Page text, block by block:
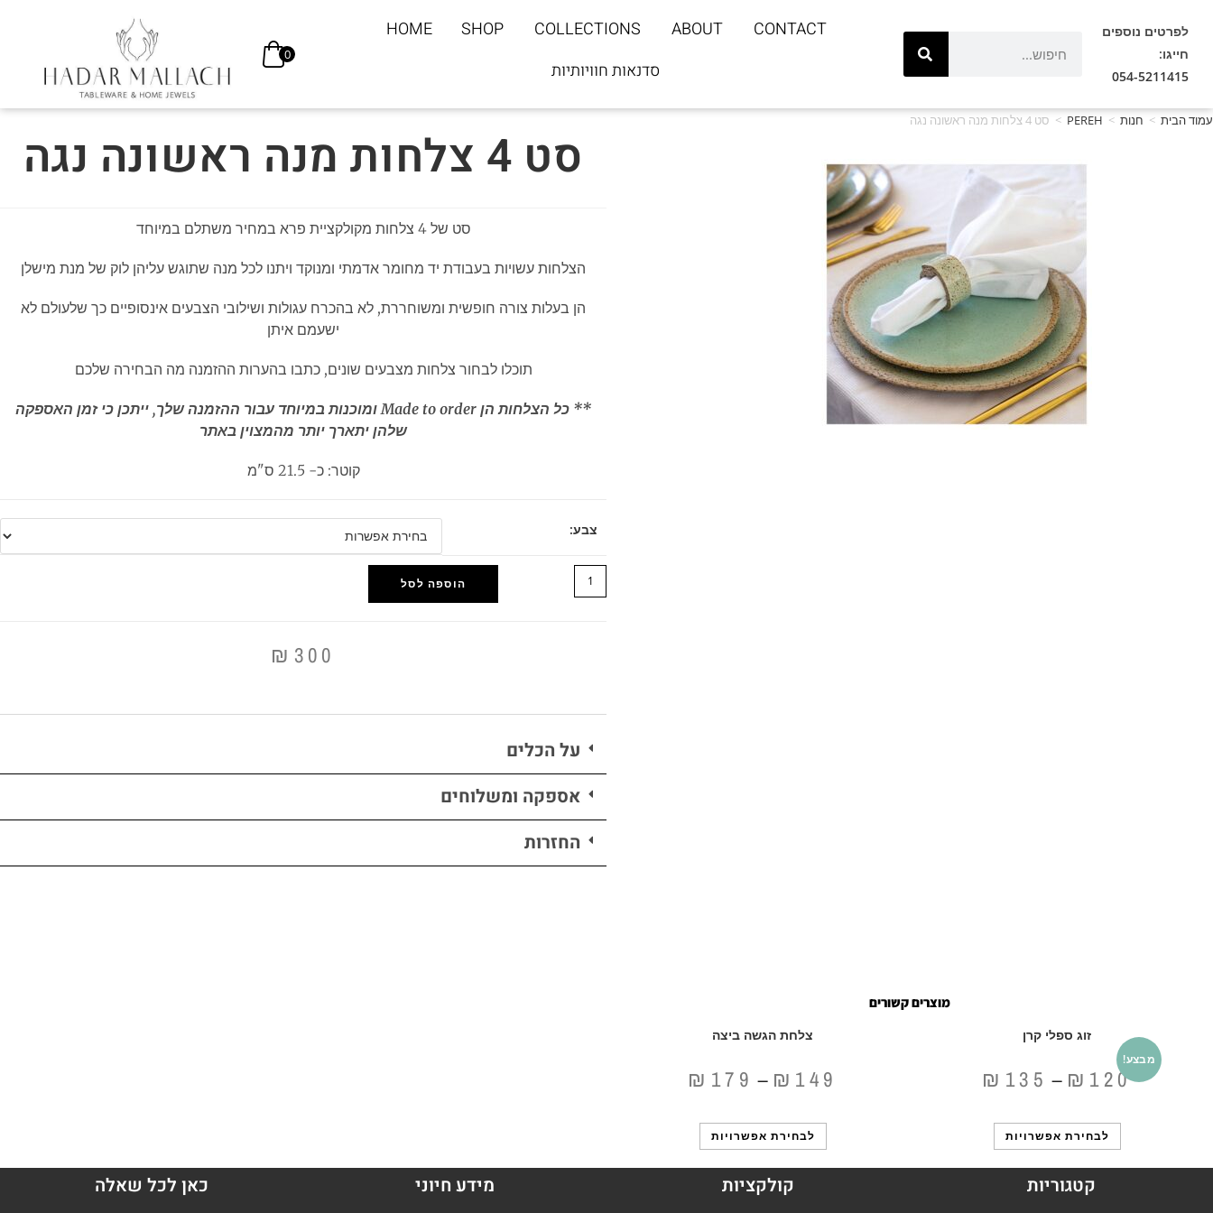
לפרטים נוספים
חייגו:
054-5211415
HOME SHOP COLLECTIONS ABOUT
CONTACT
סדנאות חוויותיות
0
עמוד הבית > חנות >
PEREH
> סט 4 צלחות מנה ראשונה נגה
סט 4 צלחות מנה ראשונה נגה
סט של 4 צלחות מקולקציית פרא במחיר משתלם במיוחד
הצלחות עשויות בעבודת יד מחומר אדמתי ומנוקד ויתנו לכל מנה שתוגש עליהן לוק של מנת מישלן
הן בעלות צורה חופשית ומשוחררת, לא בהכרח עגולות ושילובי הצבעים אינסופיים כך שלעולם לא
ישעמם איתן
תוכלו לבחור צלחות מצבעים שונים, כתבו בהערות ההזמנה מה הבחירה שלכם
** כל הצלחות הן Made to order ומוכנות במיוחד עבור ההזמנה שלך, ייתכן כי זמן האספקה
שלהן יתארך יותר מהמצוין באתר
קוטר: כ- 21.5 ס"מ
צבע:
הוספה לסל
₪ 300
על הכלים
אספקה ומשלוחים
החזרות
מוצרים קשורים
מבצע!
זוג ספלי קרן
₪ 120
–
₪ 135
לבחירת אפשרויות
צלחת הגשה ביצה
₪ 149
–
₪ 179
לבחירת אפשרויות
קטגוריות קולקציות מידע חיוני כאן לכל שאלה